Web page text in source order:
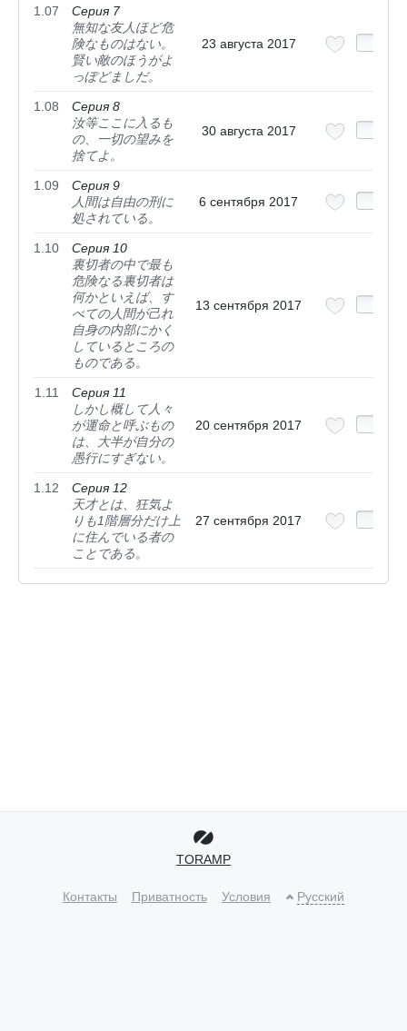
1.07
Серия 7
無知な友人ほど危
険なものはない。
賢い敵のほうがよ
っぽどましだ。
23 августа 2017
1.08
Серия 8
汝等ここに入るも
の、一切の望みを
捨てよ。
30 августа 2017
1.09
Серия 9
人間は自由の刑に
処されている。
6 сентября 2017
1.10
Серия 10
裏切者の中で最も
危険なる裏切者は
何かといえば、す
べての人間が己れ
自身の内部にかく
しているところの
ものである。
13 сентября 2017
1.11
Серия 11
しかし概して人々
が運命と呼ぶもの
は、大半が自分の
愚行にすぎない。
20 сентября 2017
1.12
Серия 12
天才とは、狂気よ
りも1階層分だけ上
に住んでいる者の
ことである。
27 сентября 2017
TORAMP
Контакты Приватность Условия Русский